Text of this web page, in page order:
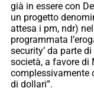
già in essere con
un progetto
attesa i pm, ndr)
programmata
security’ da parte
società, a favore di
complessivamente
di dollari”.